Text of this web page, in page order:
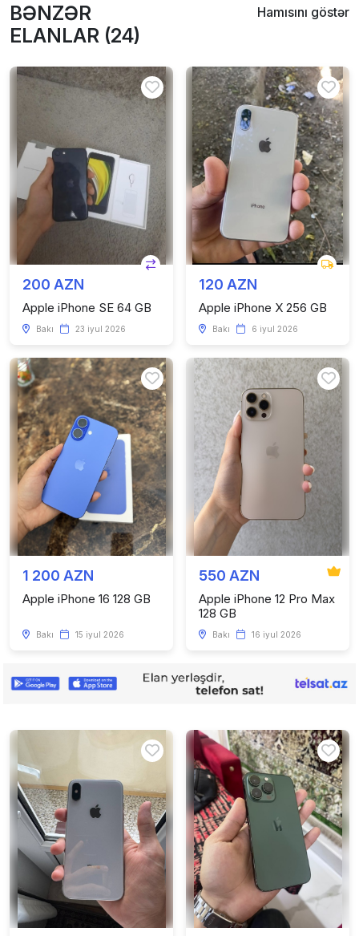
BƏNZƏR
ELANLAR (24)
Hamısını göstər
200 AZN
Apple iPhone SE 64 GB
Bakı 23 iyul 2026
120 AZN
Apple iPhone X 256 GB
Bakı 6 iyul 2026
1 200 AZN
Apple iPhone 16 128 GB
Bakı 15 iyul 2026
550 AZN
Apple iPhone 12 Pro Max
128 GB
Bakı 16 iyul 2026